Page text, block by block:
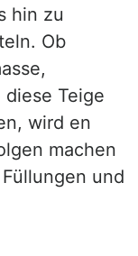
hin zu
Ob
Teige
wird en
machen
und